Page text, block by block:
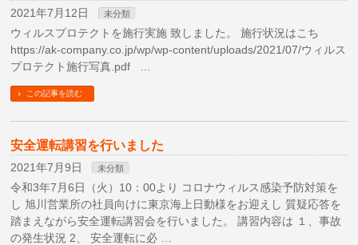
2021年7月12日 未分類
ウィルスプロテクトを施行実施 致しました。 施行状況はこち
https://ak-company.co.jp/wp/wp-content/uploads/2021/07/ウィルス
プロテクト施行写真.pdf …
この記事を読む
安全運転講習を行いました
2021年7月9日 未分類
令和3年7月6日（火）10：00より コロナウィルス感染予防対策を
し 旭川営業所の社員向けに東京海上日動様をお迎えし 質疑応答を
踏まえながら安全運転講習会を行いました。 講習内容は １、事故
の発生状況 2、 安全運転に必 …